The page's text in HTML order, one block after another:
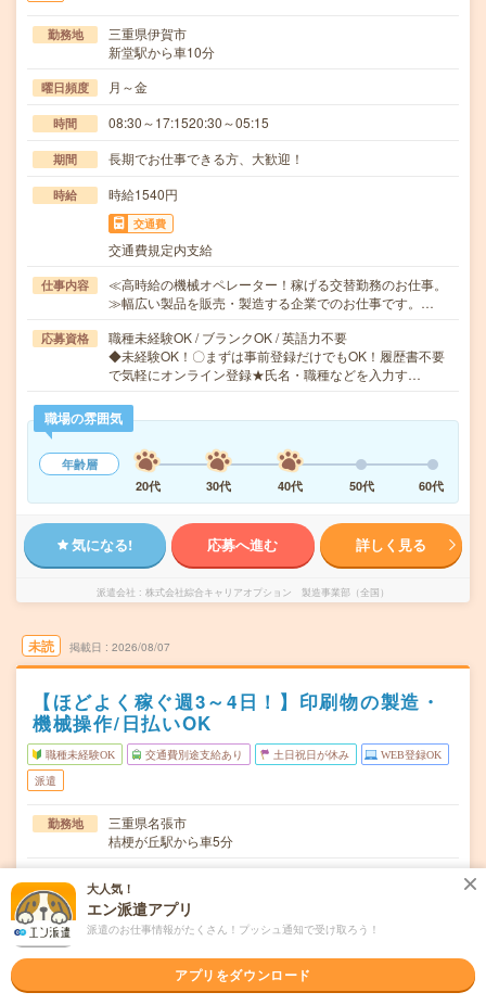
勤務地
三重県伊賀市
新堂駅から車10分
曜日頻度 月～金
時間 08:30～17:1520:30～05:15
期間 長期でお仕事できる方、大歓迎！
時給 時給1540円
交通費
交通費規定内支給
仕事内容
≪高時給の機械オペレーター！稼げる交替勤務のお仕事。
≫幅広い製品を販売・製造する企業でのお仕事です。…
応募資格
職種未経験OK / ブランクOK / 英語力不要
◆未経験OK！〇まずは事前登録だけでもOK！履歴書不要
で気軽にオンライン登録★氏名・職種などを入力す…
職場の雰囲気
年齢層
20代
30代 40代 50代 60代
気になる! 応募へ進む 詳しく見る
派遣会社 株式会社綜合キャリアオプション 製造事業部（全国）
未読 掲載日 2026/08/07
【ほどよく稼ぐ週3～4日！】印刷物の製造・
機械操作/日払いOK
職種未経験OK 交通費別途支給あり 土日祝日が休み WEB登録OK
派遣
勤務地
三重県名張市
桔梗が丘駅から車5分
時間 06:30～18:3018:30～06:30
期間
時給1540円
大人気！
エン派遣アプリ
派遣のお仕事情報がたくさん！プッシュ通知で受け取ろう！
アプリをダウンロード